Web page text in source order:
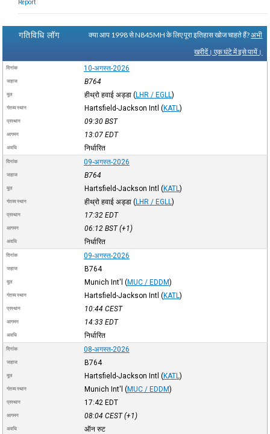
Report
गतिविधि लॉग क्या आप 1998 से N845MH के लिए पूरा इतिहास खोज चाहते हैं?अभी
खरीदें। एक घंटे में इसे पायें।
दिनांक 10-अगस्त-2026
जहाज B764
मूल हीथ्रो हवाई अड्डा (LHR / EGLL )
गंतव्य स्थान Hartsfield-Jackson Intl (KATL )
प्रस्थान 09:30 BST
आगमन 13:07 EDT
अवधि निर्धारित
दिनांक 09-अगस्त-2026
जहाज B764
मूल Hartsfield-Jackson Intl (KATL )
गंतव्य स्थान हीथ्रो हवाई अड्डा (LHR / EGLL )
प्रस्थान 17:32 EDT
आगमन 06:12 BST(+1)
अवधि निर्धारित
दिनांक 09-अगस्त-2026
जहाज B764
मूल Munich Int'l (MUC / EDDM)
गंतव्य स्थान Hartsfield-Jackson Intl (KATL )
प्रस्थान 10:44 CEST
आगमन 14:33 EDT
अवधि निर्धारित
दिनांक 08-अगस्त-2026
जहाज B764
मूल Hartsfield-Jackson Intl (KATL )
गंतव्य स्थान Munich Int'l (MUC / EDDM)
प्रस्थान 17:42 EDT
आगमन 08:04 CEST(+1)
अवधि ऑन रुट